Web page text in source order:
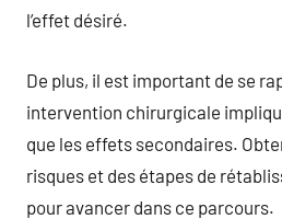
l’effet désiré.
De plus, il est important de se
intervention chirurgicale
que les effets secondaires.
risques et des étapes de
pour avancer dans ce parcours.